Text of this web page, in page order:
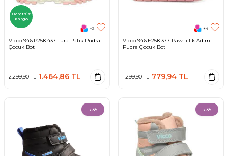
Ücretsiz
Kargo
+2
Vicco 946.P25K.437 Tura Patik Pudra
Çocuk Bot
2.299,90TL 1.464,86 TL
+4
Vicco 946.E25K.377 Paw Ii Ilk Adim
Pudra Çocuk Bot
1.299,90TL 779,94 TL
%35 %35